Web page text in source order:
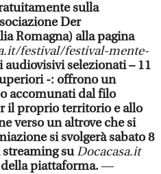
sulla
Der
Romagna) alla pagina
festival/festival-mente-
audiovisivi selezionati – 11
-: offrono un
accomunati dal filo
il proprio territorio e allo
verso un altrove che si
si svolgerà sabato 8
streaming suDocacasa.it
della piattaforma.—